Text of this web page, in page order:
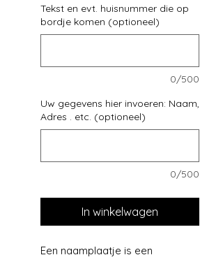
Tekst en evt. huisnummer die op
bordje komen (optioneel)
0/500
Uw gegevens hier invoeren: Naam,
Adres . etc. (optioneel)
0/500
In winkelwagen
Een naamplaatje is een